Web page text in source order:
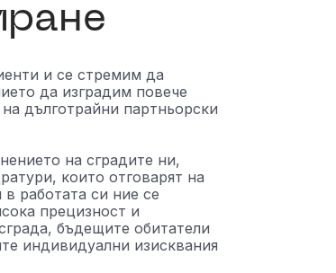
и се стремим да
да изградим повече
дълготрайни партньорски
на сградите ни,
които отговарят на
работата си ние се
прецизност и
бъдещите обитатели
индивидуални изисквания